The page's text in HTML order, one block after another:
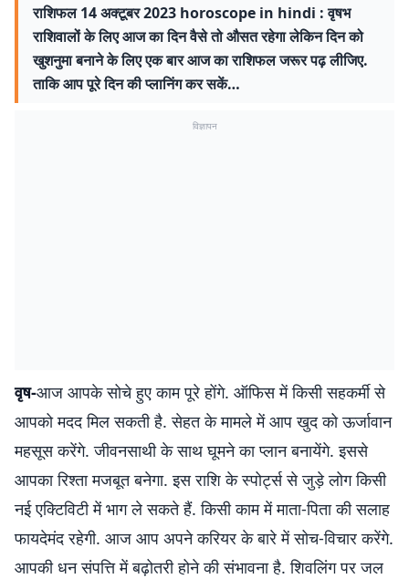
राशिफल 14 अक्टूबर 2023 horoscope in hindi : वृषभ
राशिवालों के लिए आज का दिन वैसे तो औसत रहेगा लेकिन दिन को
खुशनुमा बनाने के लिए एक बार आज का राशिफल जरूर पढ़ लीजिए.
ताकि आप पूरे दिन की प्लानिंग कर सकें…
विज्ञापन
वृष-आज आपके सोचे हुए काम पूरे होंगे. ऑफिस में किसी सहकर्मी से
आपको मदद मिल सकती है. सेहत के मामले में आप खुद को ऊर्जावान
महसूस करेंगे. जीवनसाथी के साथ घूमने का प्लान बनायेंगे. इससे
आपका रिश्ता मजबूत बनेगा. इस राशि के स्पोर्ट्स से जुड़े लोग किसी
नई एक्टिविटी में भाग ले सकते हैं. किसी काम में माता-पिता की सलाह
फायदेमंद रहेगी. आज आप अपने करियर के बारे में सोच-विचार करेंगे.
आपकी धन संपत्ति में बढ़ोतरी होने की संभावना है. शिवलिंग पर जल